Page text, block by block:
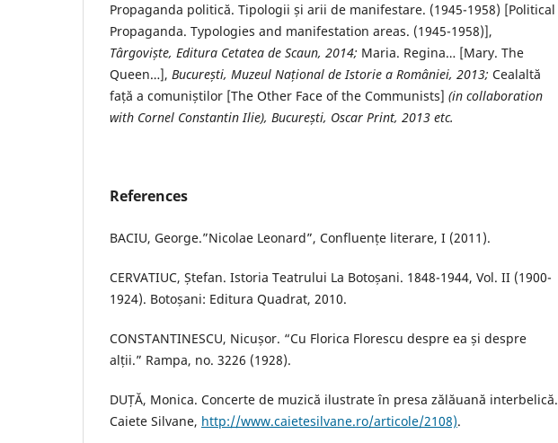
Propaganda politică. Tipologii și arii de manifestare. (1945-1958) [Political
Propaganda. Typologies and manifestation areas. (1945-1958)],
Târgoviște, Editura Cetatea de Scaun, 2014; Maria. Regina… [Mary. The
Queen…], București, Muzeul Național de Istorie a României, 2013; Cealaltă
față a comuniștilor [The Other Face of the Communists] (in collaboration
with Cornel Constantin Ilie), București, Oscar Print, 2013 etc.
References
BACIU, George.”Nicolae Leonard”, Confluențe literare, I (2011).
CERVATIUC, Ștefan. Istoria Teatrului La Botoșani. 1848-1944, Vol. II (1900-
1924). Botoșani: Editura Quadrat, 2010.
CONSTANTINESCU, Nicușor. “Cu Florica Florescu despre ea și despre
alții.” Rampa, no. 3226 (1928).
DUȚĂ, Monica. Concerte de muzică ilustrate în presa zălăuană interbelică.
Caiete Silvane, http://www.caietesilvane.ro/articole/2108).